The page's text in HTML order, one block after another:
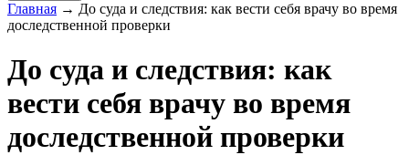
Главная → До суда и следствия: как вести себя врачу во время
доследственной проверки
До суда и следствия: как
вести себя врачу во время
доследственной проверки